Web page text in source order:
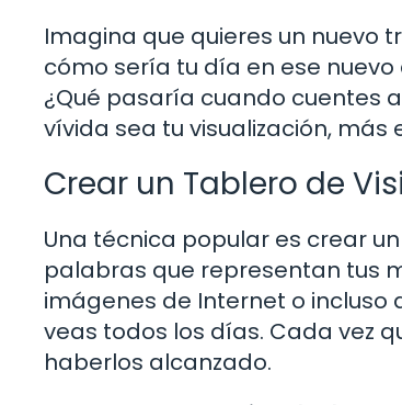
Imagina que quieres un nuevo
cómo sería tu día en ese
¿Qué pasaría cuando cuentes
vívida sea tu visualización, más
Crear un Tablero de
Una técnica popular es crear
palabras que representan tus
imágenes de Internet o incluso
veas todos los días. Cada vez
haberlos alcanzado.